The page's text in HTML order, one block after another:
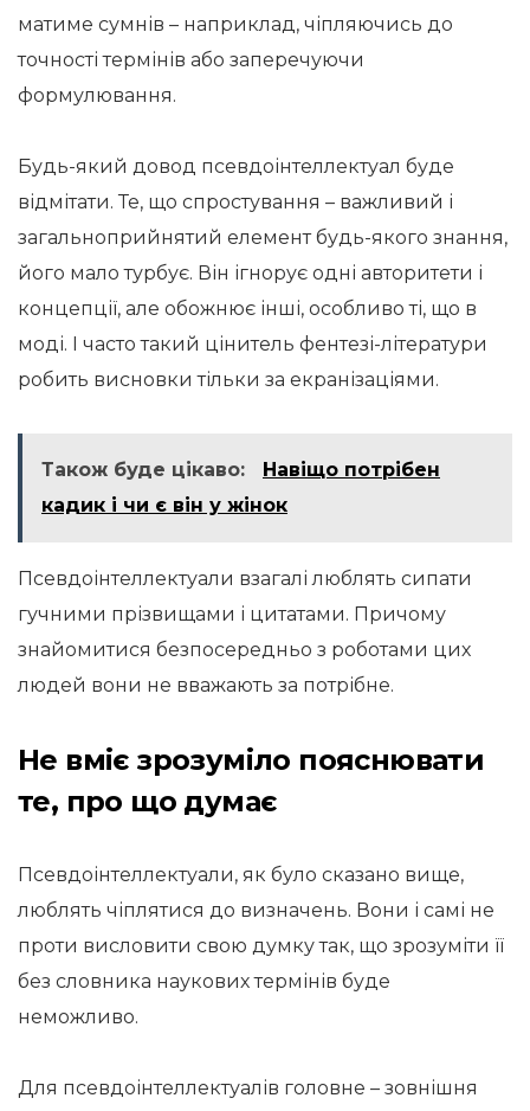
матиме сумнів – наприклад, чіпляючись до
точності термінів або заперечуючи
формулювання.
Будь-який довод псевдоінтеллектуал буде
відмітати. Те, що спростування – важливий і
загальноприйнятий елемент будь-якого знання,
його мало турбує. Він ігнорує одні авторитети і
концепції, але обожнює інші, особливо ті, що в
моді. І часто такий цінитель фентезі-літератури
робить висновки тільки за екранізаціями.
Також буде цікаво:
Навіщо потрібен
кадик і чи є він у жінок
Псевдоінтеллектуали взагалі люблять сипати
гучними прізвищами і цитатами. Причому
знайомитися безпосередньо з роботами цих
людей вони не вважають за потрібне.
Не вміє зрозуміло пояснювати
те, про що думає
Псевдоінтеллектуали, як було сказано вище,
люблять чіплятися до визначень. Вони і самі не
проти висловити свою думку так, що зрозуміти її
без словника наукових термінів буде
неможливо.
Для псевдоінтеллектуалів головне – зовнішня